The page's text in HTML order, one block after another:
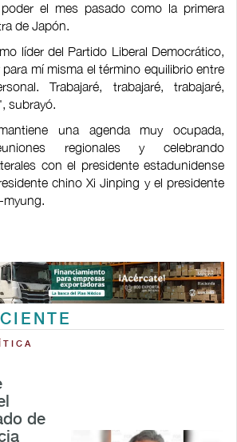
el mes pasado como la primera
de Japón.
líder del Partido Liberal Democrático,
mí misma el término equilibrio entre
Trabajaré, trabajaré, trabajaré,
subrayó.
una agenda muy ocupada,
regionales y celebrando
con el presidente estadunidense
chino Xi Jinping y el presidente
myung.
de